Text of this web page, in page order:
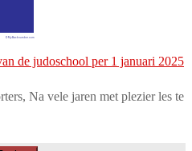
de judoschool per 1 januari 2025
Na vele jaren met plezier les te